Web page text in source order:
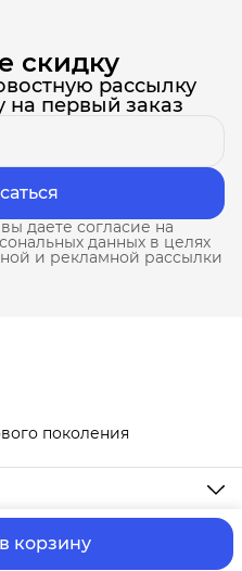
корзину
скидку
рассылку
на первый заказ
даете согласие на
данных в целях
и рекламной рассылки
поколения
д. 20, 1А
Доставка